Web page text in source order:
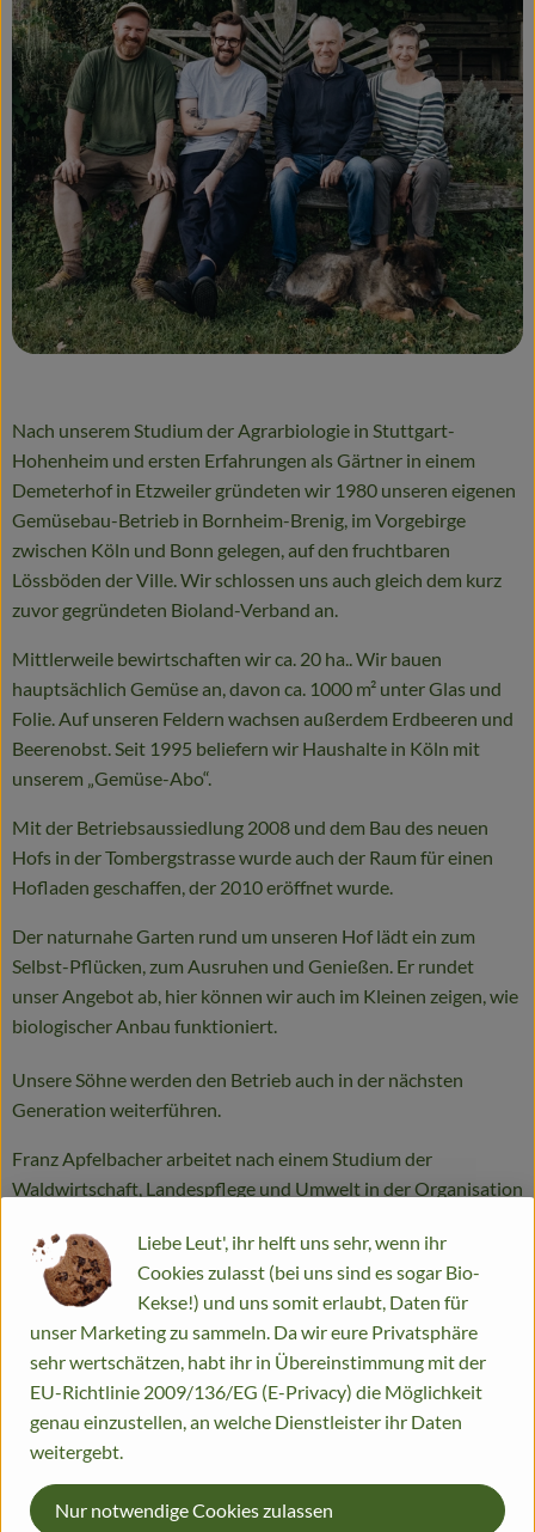
Getränke
Alles Andere
Jungpflanzen
Apfelbacher Kiste
Landwirtschaft
Hofladen
Feste
Nach unserem Studium der Agrarbiologie in Stuttgart-
Hohenheim und ersten Erfahrungen als Gärtner in einem
Demeterhof in Etzweiler gründeten wir 1980 unseren eigenen
Gemüsebau-Betrieb in Bornheim-Brenig, im Vorgebirge
zwischen Köln und Bonn gelegen, auf den fruchtbaren
Lössböden der Ville. Wir schlossen uns auch gleich dem kurz
zuvor gegründeten Bioland-Verband an.
Mittlerweile bewirtschaften wir ca. 20 ha.. Wir bauen
hauptsächlich Gemüse an, davon ca. 1000 m² unter Glas und
Folie. Auf unseren Feldern wachsen außerdem Erdbeeren und
Beerenobst. Seit 1995 beliefern wir Haushalte in Köln mit
unserem „Gemüse-Abo“.
Mit der Betriebsaussiedlung 2008 und dem Bau des neuen
Hofs in der Tombergstrasse wurde auch der Raum für einen
Hofladen geschaffen, der 2010 eröffnet wurde.
Der naturnahe Garten rund um unseren Hof lädt ein zum
Selbst-Pflücken, zum Ausruhen und Genießen. Er rundet
unser Angebot ab, hier können wir auch im Kleinen zeigen, wie
biologischer Anbau funktioniert.
Unsere Söhne werden den Betrieb auch in der nächsten
Generation weiterführen.
Franz Apfelbacher arbeitet nach einem Studium der
Waldwirtschaft, Landespflege und Umwelt in der Organisation
Johann Apfelbacher hat Geographie des Globalen Wandels
studiert. Er arbeitet im Gemüsebau und gestaltet neben der
Selbst-Pflücke und dem Garten rund um unseren Hof auch
gemeinsam mit seinem Bruder die Homepage, Flyer und
Infomaterialien.
Unsere Tochter Lisa arbeitet freiberuflich als
Wissenschaftsillustratorin und berät uns in allen
gestalterischen Fragen.
Liebe Leut', ihr helft uns sehr, wenn ihr
Cookies zulasst (bei uns sind es sogar Bio-
Kekse!) und uns somit erlaubt, Daten für
unser Marketing zu sammeln. Da wir eure Privatsphäre
sehr wertschätzen, habt ihr in Übereinstimmung mit der
EU-Richtlinie 2009/136/EG (E-Privacy) die Möglichkeit
genau einzustellen, an welche Dienstleister ihr Daten
weitergebt.
Nur notwendige Cookies zulassen